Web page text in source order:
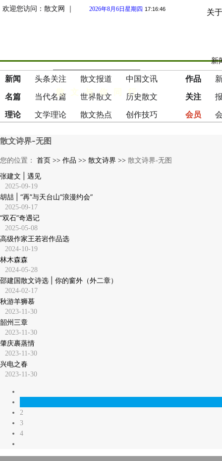
欢迎您访问：散文网 ｜
新闻 头条关注 散文报道 中国文讯 作品
名篇 当代名篇 世界散文 历史散文 关注
理论 文学理论 散文热点 创作技巧 会员
2026年8月6日星期四 17:16:47
散文诗界-无图
您的位置： 首页 >> 作品 >> 散文诗界 >> 散文诗界-无图
张建文 | 遇见
2025-09-19
胡喆 | “再”与天台山“浪漫约会”
2025-09-17
“双石”奇遇记
2025-05-08
高级作家王若岩作品选
2024-10-19
林木森森
2024-05-28
邵建国散文诗选 | 你的窗外（外二章）
2024-02-17
秋游羊狮慕
2023-11-30
韶州三章
2023-11-30
肇庆裹蒸情
2023-11-30
兴电之春
2023-11-30
2
3
4
新
关
散 文 与 你 同 行